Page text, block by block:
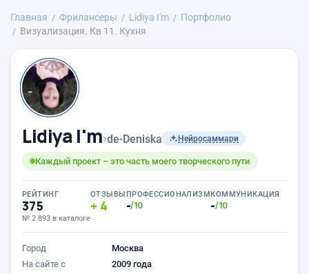
Главная Фрилансеры Lidiya I'm
Портфолио
Визуализация. Кв 11. Кухня
Lidiya I'm›de-Deniska Нейросаммари
Каждый проект – это часть моего творческого пути
РЕЙТИНГ
375
№ 2 893 в каталоге
ОТЗЫВЫ
4
ПРОФЕССИОНАЛИЗМ
-/10
КОММУНИКАЦИЯ
-/10
Город
Москва
На сайте с
2009 года